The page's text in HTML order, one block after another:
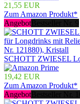
21,55 EUR
Zum Amazon Produkt*
Angebot
SCHOTT ZWIESEL
19,42 EUR
Zum Amazon Produkt*
Angebot